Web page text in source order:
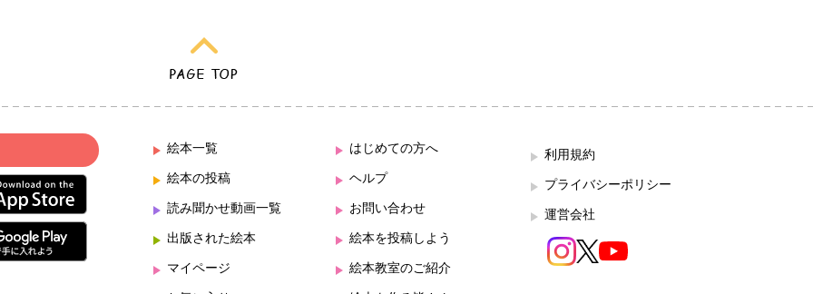
絵本一覧
絵本の投稿
読み聞かせ動画一覧
出版された絵本
マイページ
はじめての方へ
ヘルプ
お問い合わせ
絵本を投稿しよう
絵本教室のご紹介
利用規約
プライバシーポリシー
運営会社